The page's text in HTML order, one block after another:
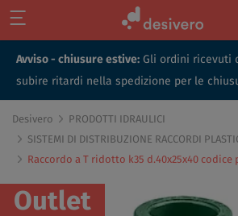
Avviso - chiusure estive: Gli ordini ricevuti
subire ritardi nella spedizione per le
Desivero
PRODOTTI IDRAULICI
SISTEMI DI DISTRIBUZIONE RACCORDI
Raccordo a T ridotto k35 d.40x25x40 codice
Outlet